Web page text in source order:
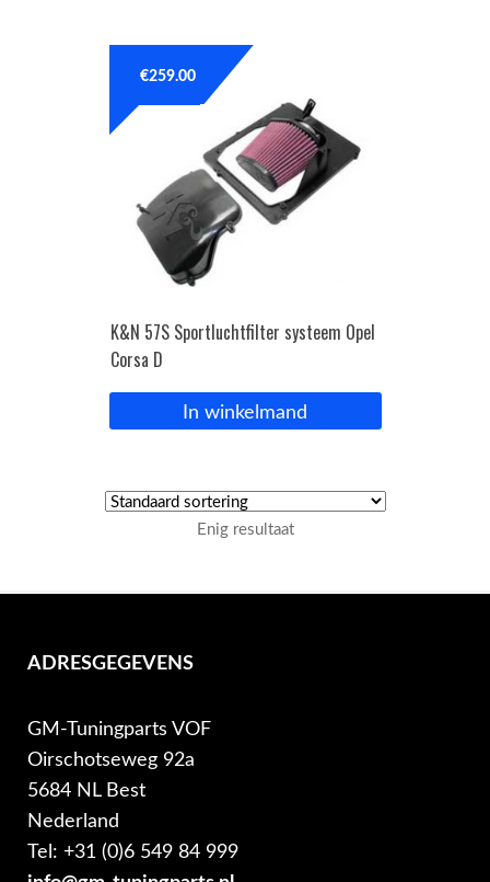
Tuning parts
Bedrijfswagen parts
K&N 57S Sportluchtfilter systeem Opel
Corsa D
€259.00
In winkelmand
Enig resultaat
ADRESGEGEVENS
GM-Tuningparts VOF
Oirschotseweg 92a
5684 NL Best
Nederland
Tel: +31 (0)6 549 84 999